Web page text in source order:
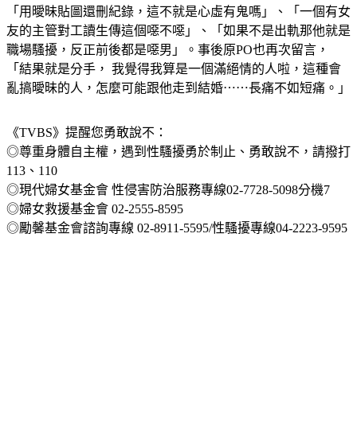
友的主管對工讀生傳這個噁不噁」、「如果不是出軌那他就是
職場騷擾，反正前後都是噁男」。事後原PO也再次留言，
「結果就是分手， 我覺得我算是一個滿絕情的人啦，這種會
亂搞曖昧的人，怎麼可能跟他走到結婚⋯⋯長痛不如短痛。」
◎尊重身體自主權，遇到性騷擾勇於制止、勇敢說不，請撥打
113、110
◎現代婦女基金會 性侵害防治服務專線02-7728-5098分機7
◎婦女救援基金會 02-2555-8595
◎勵馨基金會諮詢專線 02-8911-5595/性騷擾專線04-2223-9595